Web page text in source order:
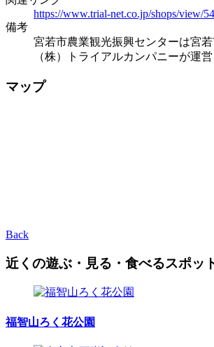
https://www.trial-net.co.jp/shops/view/
備考
宮若市農業観光振興センターは宮
（株）トライアルカンパニーが運
マップ
Back
近くの遊ぶ・見る・食べるスポッ
福智山ろく花公園